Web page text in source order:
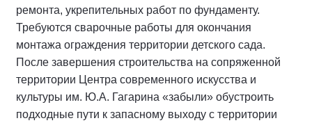
ремонта, укрепительных работ по фундаменту.
Требуются сварочные работы для окончания
монтажа ограждения территории детского сада.
После завершения строительства на сопряженной
территории Центра современного искусства и
культуры им. Ю.А. Гагарина «забыли» обустроить
подходные пути к запасному выходу с территории